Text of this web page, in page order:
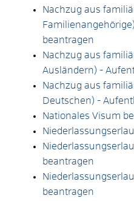
Nachzug aus
beantragen
Nachzug aus
Ausländern) -
Nachzug aus
Deutschen) -
Nationales Visum
beantragen
beantragen